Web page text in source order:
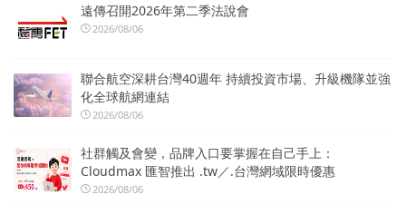
遠傳召開2026年第二季法說會
2026/08/06
聯合航空深耕台灣40週年 持續投資市場、升級機隊並強
化全球航網連結
2026/08/06
社群觸及會變，品牌入口要掌握在自己手上：
Cloudmax 匯智推出 .tw／.台灣網域限時優惠
2026/08/06